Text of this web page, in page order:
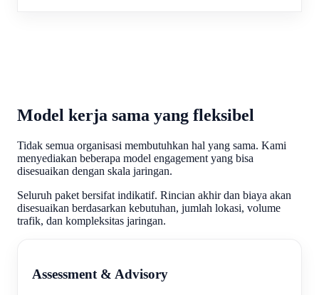
Model kerja sama yang fleksibel
Tidak semua organisasi membutuhkan hal yang sama. Kami
menyediakan beberapa model engagement yang bisa
disesuaikan dengan skala jaringan.
Seluruh paket bersifat indikatif. Rincian akhir dan biaya akan
disesuaikan berdasarkan kebutuhan, jumlah lokasi, volume
trafik, dan kompleksitas jaringan.
Assessment & Advisory